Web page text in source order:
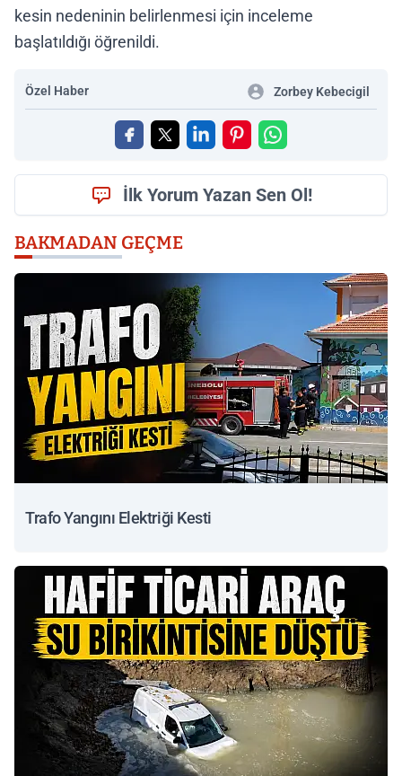
kesin nedeninin belirlenmesi için inceleme
başlatıldığı öğrenildi.
Özel Haber Zorbey Kebecigil
İlk Yorum Yazan Sen Ol!
BAKMADAN GEÇME
Trafo Yangını Elektriği Kesti